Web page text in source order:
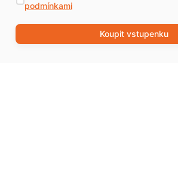
podmínkami
Koupit vstupenku